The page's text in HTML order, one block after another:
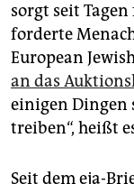
sorgt seit
forderte
European
an das
einigen Dingen
treiben“, heißt
Seit dem eja-